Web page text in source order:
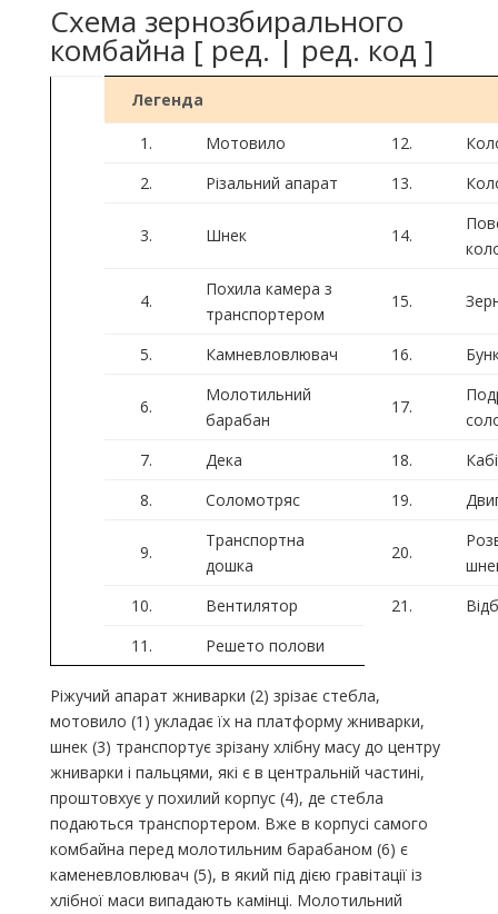
Схема зернозбирального
комбайна [ ред. | ред. код ]
Легенда
1. Мотовило 12.
2.
Різальний апарат 13.
3. Шнек 14.
4.
Похила камера з
транспортером
15.
5. Камневловлювач 16.
6.
Молотильний
барабан
17.
7.
Дека 18.
8.
Соломотряс 19.
9.
Транспортна
дошка
20.
10.
Вентилятор 21.
11.
Решето полови
Ріжучий апарат жниварки (2) зрізає стебла,
мотовило (1) укладає їх на платформу жниварки,
шнек (3) транспортує зрізану хлібну масу до центру
жниварки і пальцями, які є в центральній частині,
проштовхує у похилий корпус (4), де стебла
подаються транспортером. Вже в корпусі самого
комбайна перед молотильним барабаном (6) є
каменевловлювач (5), в який під дією гравітації із
хлібної маси випадають камінці. Молотильний